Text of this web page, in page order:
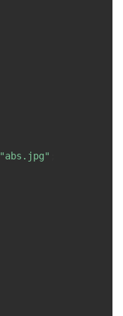
"abs.jpg"